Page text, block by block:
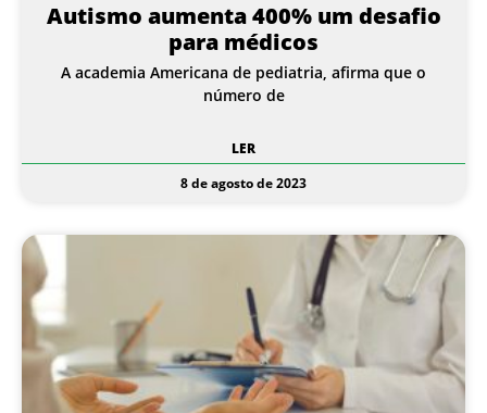
Autismo aumenta 400% um desafio
para médicos
A academia Americana de pediatria, afirma que o
número de
LER
8 de agosto de 2023